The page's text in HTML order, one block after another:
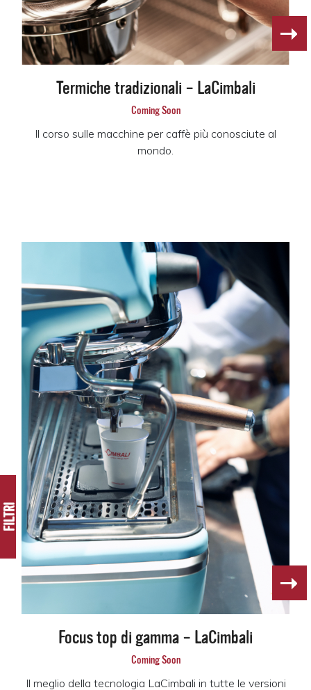
FILTRI
Termiche tradizionali – LaCimbali
Coming Soon
Il corso sulle macchine per caffè più conosciute al
mondo.
Focus top di gamma – LaCimbali
Coming Soon
Il meglio della tecnologia LaCimbali in tutte le versioni